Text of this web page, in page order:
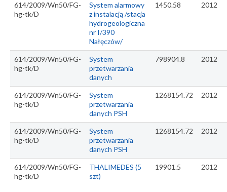
614/2009/Wn50/FG-
hg-tk/D
System alarmowy
z instalacją /stacja
hydrogeologiczna
nr I/390
Nałęczów/
1450.58 2012
614/2009/Wn50/FG-
hg-tk/D
System
przetwarzania
danych
798904.8 2012
614/2009/Wn50/FG-
hg-tk/D
System
przetwarzania
danych PSH
1268154.72 2012
614/2009/Wn50/FG-
hg-tk/D
System
przetwarzania
danych PSH
1268154.72 2012
614/2009/Wn50/FG-
hg-tk/D
THALIMEDES (5
szt)
19901.5 2012